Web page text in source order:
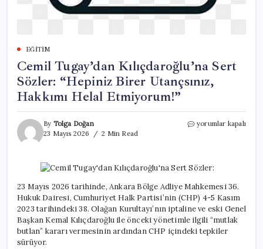
EĞITIM
Cemil Tugay’dan Kılıçdaroğlu’na Sert
Sözler: “Hepiniz Birer Utançsınız,
Hakkımı Helal Etmiyorum!”
By Tolga Doğan
23 Mayıs 2026
2 Min Read
Cemil
Sözler:
“Hepiniz
Birer
Utançsınız,
Hakkımı
Helal
Etmiyorum!”
için
yorumlar kapalı
23 Mayıs 2026 tarihinde, Ankara Bölge Adliye Mahkemesi 36.
Hukuk Dairesi, Cumhuriyet Halk Partisi’nin (CHP) 4-5 Kasım
2023 tarihindeki 38. Olağan Kurultayı’nın iptaline ve eski Genel
Başkan Kemal Kılıçdaroğlu ile önceki yönetimle ilgili “mutlak
butlan” kararı vermesinin ardından CHP içindeki tepkiler
sürüyor.